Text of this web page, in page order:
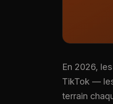
En 2026,
TikTok —
terrain